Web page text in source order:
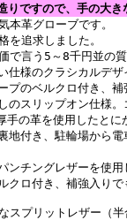
ですので、手の大き
本革グローブです。
を追求しました。
で言う5～8千円並の質
仕様のクラシカルデザ
のベルクロ付き、補
スリップオン仕様。
の革を使用したとに
地付き、駐輪場から電
チングレザーを使用
ロ付き、補強入りで
スプリットレザー（